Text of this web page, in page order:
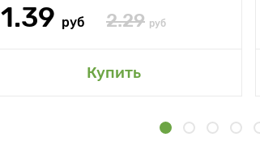
1.39 руб 2.29 руб
Купить